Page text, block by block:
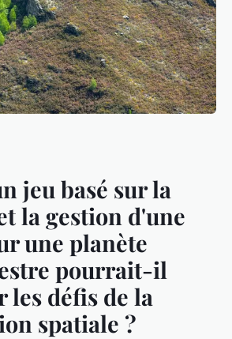
jeu basé sur la
la gestion d'une
une planète
pourrait-il
les défis de la
spatiale ?